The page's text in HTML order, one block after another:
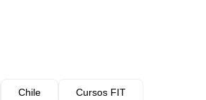
Chile Cursos FIT